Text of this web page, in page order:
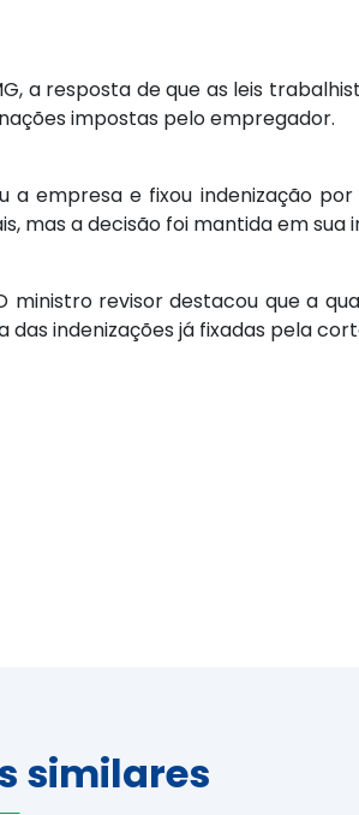
a resposta de que as leis
impostas pelo empregador.
empresa e fixou indenização
mas a decisão foi mantida em sua
ministro revisor destacou que a
indenizações já fixadas pela
similares